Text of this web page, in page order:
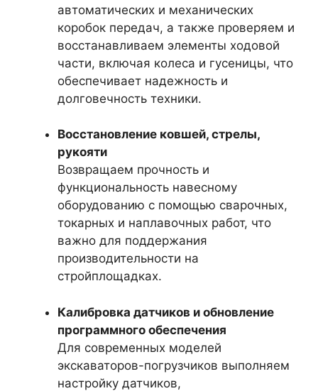
автоматических и механических
коробок передач, а также проверяем и
восстанавливаем элементы ходовой
части, включая колеса и гусеницы, что
обеспечивает надежность и
долговечность техники.
Восстановление ковшей, стрелы,
рукояти
Возвращаем прочность и
функциональность навесному
оборудованию с помощью сварочных,
токарных и наплавочных работ, что
важно для поддержания
производительности на
стройплощадках.
Калибровка датчиков и обновление
программного обеспечения
Для современных моделей
экскаваторов-погрузчиков выполняем
настройку датчиков,